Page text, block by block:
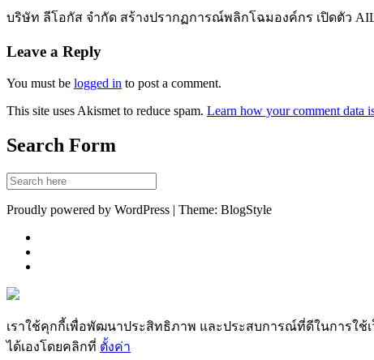
บริษัท ลีโอกัส จำกัด สร้างปรากฏการณ์พลิกโฉมองค์กร เปิดตัว
Leave a Reply
You must be logged in to post a comment.
This site uses Akismet to reduce spam. Learn how your comment data
Search Form
Proudly powered by WordPress | Theme: BlogStyle
เราใช้คุกกี้เพื่อพัฒนาประสิทธิภาพ และประสบการณ์ที่ดีในการใ
ได้เองโดยคลิกที่ ตั้งค่า